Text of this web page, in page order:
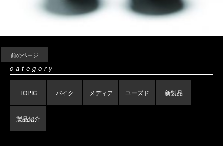
前のページ
category
TOPIC バイク メディア ユーズド 新製品
製品紹介